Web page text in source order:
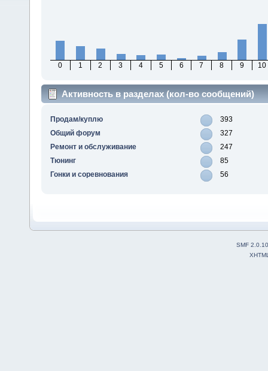
0 1 2 3 4 5 6 7 8 9 10
Активность в разделах (кол-во сообщений)
Продам/куплю
393
Общий форум
327
Ремонт и обслуживание
247
Тюнинг
85
Гонки и соревнования
56
SMF 2.0.10